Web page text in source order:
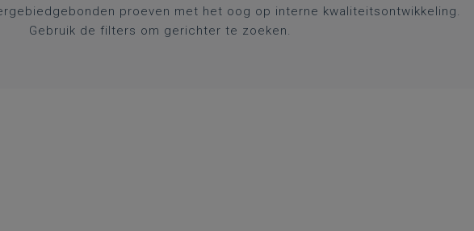
proeven met het oog op interne kwaliteitsontwikkeling.
Gebruik de filters om gerichter te zoeken.